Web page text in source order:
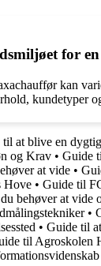
for
kan
kundetyper
at blive en
og Krav • Guide
at vide •
Hove • Guide til
behøver at vide
•
• Guide til
til Agroskolen